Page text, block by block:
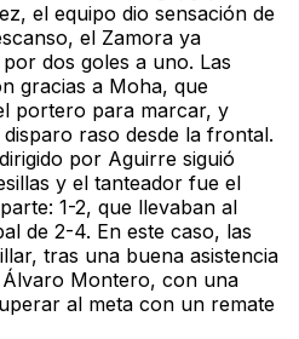
el equipo dio sensación de
el Zamora ya
dos goles a uno. Las
gracias a Moha, que
portero para marcar, y
raso desde la frontal.
por Aguirre siguió
y el tanteador fue el
1-2, que llevaban al
de 2-4. En este caso, las
tras una buena asistencia
Montero, con una
al meta con un remate